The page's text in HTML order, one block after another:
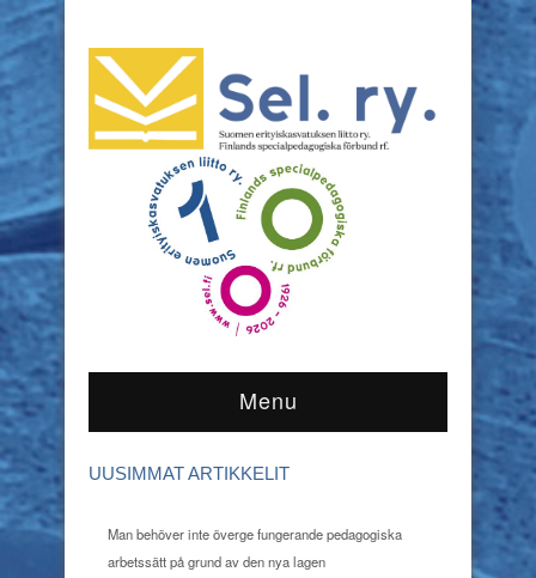
Menu
UUSIMMAT ARTIKKELIT
Man behöver inte överge fungerande pedagogiska
arbetssätt på grund av den nya lagen